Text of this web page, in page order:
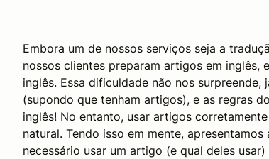
Embora um de nossos serviços seja a
nossos clientes preparam artigos em inglês,
inglês. Essa dificuldade não nos
(supondo que tenham artigos), e as regras
inglês! No entanto, usar artigos
natural. Tendo isso em mente,
necessário usar um artigo (e qual deles